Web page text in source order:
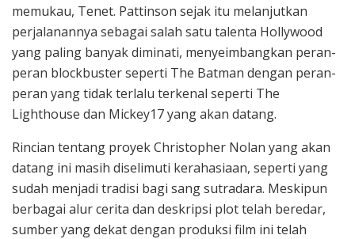
memukau, Tenet. Pattinson sejak itu melanjutkan
perjalanannya sebagai salah satu talenta Hollywood
yang paling banyak diminati, menyeimbangkan peran-
peran blockbuster seperti The Batman dengan peran-
peran yang tidak terlalu terkenal seperti The
Lighthouse dan Mickey17 yang akan datang.
Rincian tentang proyek Christopher Nolan yang akan
datang ini masih diselimuti kerahasiaan, seperti yang
sudah menjadi tradisi bagi sang sutradara. Meskipun
berbagai alur cerita dan deskripsi plot telah beredar,
sumber yang dekat dengan produksi film ini telah